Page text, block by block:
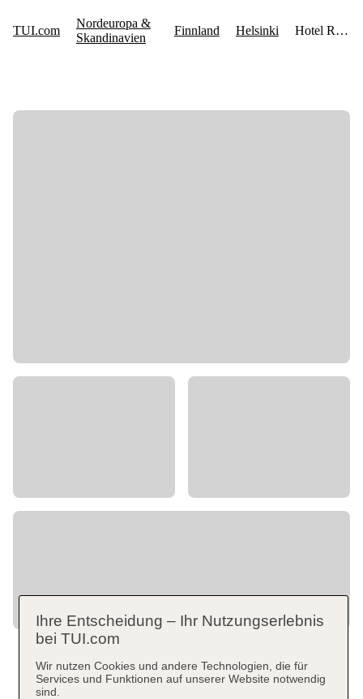
Ihre Entscheidung – Ihr Nutzungserlebnis
bei TUI.com
Wir nutzen Cookies und andere Technologien, die für
Services und Funktionen auf unserer Website notwendig
sind.